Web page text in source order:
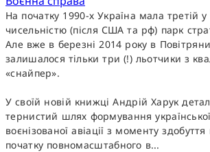
На початку 1990-х Україна мала третій у
чисельністю (після США та рф) парк
Але вже в березні 2014 року в
залишалося тільки три (!) льотчики з
«снайпер».
У своїй новій книжці Андрій Харук
тернистий шлях формування української
воєнізованої авіації з моменту
початку повномасштабного в...